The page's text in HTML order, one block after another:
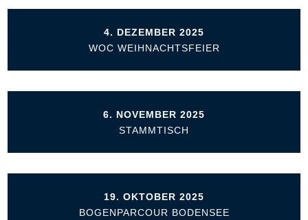
4. DEZEMBER 2025
WOC WEIHNACHTSFEIER
6. NOVEMBER 2025
STAMMTISCH
19. OKTOBER 2025
BOGENPARCOUR BODENSEE